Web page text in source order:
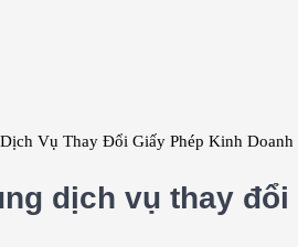
Dịch Vụ Thay Đổi Giấy Phép Kinh
dịch vụ thay